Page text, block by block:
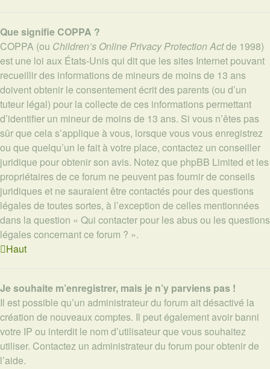
Que signifie COPPA ?
COPPA (ou Children’s Online Privacy Protection Actde 1998)
est une loi aux États-Unis qui dit que les sites Internet pouvant
recueillir des informations de mineurs de moins de 13 ans
doivent obtenir le consentement écrit des parents (ou d’un
tuteur légal) pour la collecte de ces informations permettant
d’identifier un mineur de moins de 13 ans. Si vous n’êtes pas
sûr que cela s’applique à vous, lorsque vous vous enregistrez
ou que quelqu’un le fait à votre place, contactez un conseiller
juridique pour obtenir son avis. Notez que phpBB Limited et les
propriétaires de ce forum ne peuvent pas fournir de conseils
juridiques et ne sauraient être contactés pour des questions
légales de toutes sortes, à l’exception de celles mentionnées
dans la question « Qui contacter pour les abus ou les questions
légales concernant ce forum ? ».
Haut
Je souhaite m’enregistrer, mais je n’y parviens pas !
Il est possible qu’un administrateur du forum ait désactivé la
création de nouveaux comptes. Il peut également avoir banni
votre IP ou interdit le nom d’utilisateur que vous souhaitez
utiliser. Contactez un administrateur du forum pour obtenir de
l’aide.